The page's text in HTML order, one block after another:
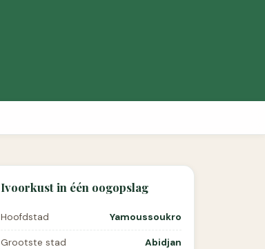
Ivoorkust in één oogopslag
Hoofdstad Yamoussoukro
Grootste stad Abidjan